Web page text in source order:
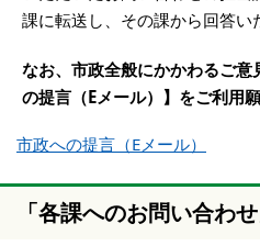
課に転送し、その課から回答い
なお、市政全般にかかわるご
の提言（Eメール）】をご利用願
市政への提言（Eメール）
「各課へのお問い合わ